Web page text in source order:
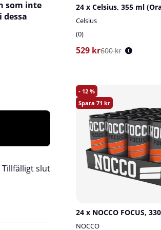
som inte
Tillfälligt slut
24 x Celsius, 355 ml
Celsius
0
529 kr600 kr
12
71
NOCCO